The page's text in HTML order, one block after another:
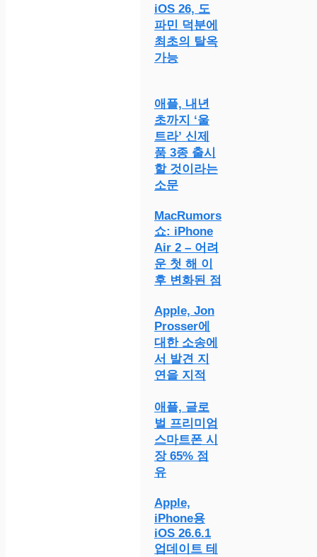
iOS 26, 도
파민 덕분에
최초의 탈옥
가능
애플, 내년
초까지 ‘울
트라’ 신제
품 3종 출시
할 것이라는
소문
MacRumors
쇼: iPhone
Air 2 – 어려
운 첫 해 이
후 변화된 점
Apple, Jon
Prosser에
대한 소송에
서 발견 지
연을 지적
애플, 글로
벌 프리미엄
스마트폰 시
장 65% 점
유
Apple,
iPhone용
iOS 26.6.1
업데이트 테